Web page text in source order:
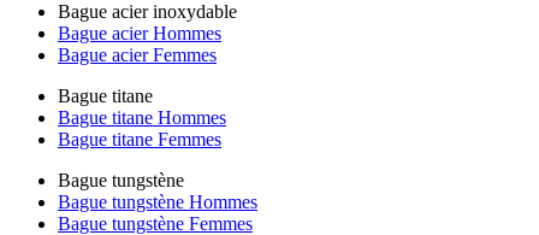
Bague acier inoxydable
Bague acier Hommes
Bague acier Femmes
Bague titane
Bague titane Hommes
Bague titane Femmes
Bague tungstène
Bague tungstène Hommes
Bague tungstène Femmes